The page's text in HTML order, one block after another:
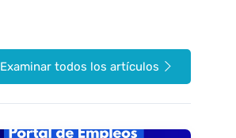
Examinar todos los artículos